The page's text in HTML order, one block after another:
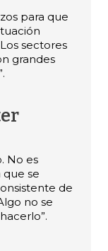
para que
sectores
grandes
No es
se
de
no se